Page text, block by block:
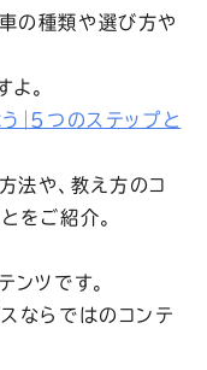
の種類や選び方や
。
｜5つのステップと
法や、教え方のコ
をご紹介。
ンツです。
ならではのコンテ